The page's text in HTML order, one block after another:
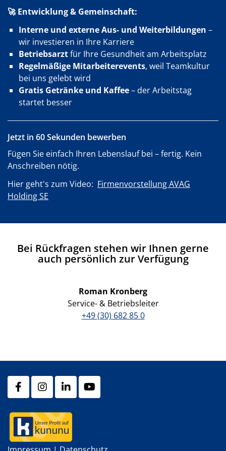
🚀 Entwicklung & Gemeinschaft:
Interne und externe Aus- und Weiterbildungen –
wir investieren in Ihre Karriere
Betriebsarztfür Ihre Gesundheit am Arbeitsplatz
Regelmäßige Mitarbeiterevents, weil Teamkultur
bei uns gelebt wird
Gratis Getränke und Kaffee– der Arbeitstag
startet besser
Jetzt in 60 Sekunden bewerben
Fügen Sie einfach Ihren Lebenslauf bei – fertig. Kein
Anschreiben nötig.
Hier geht's zum Video: Firmenvorstellung AVAG
Holding SE
Bei Rückfragen stehen wir Ihnen gerne
auch persönlich zur Verfügung
Roman Kronberg
Service- & Betriebsleiter
+49 (30) 682 85 0